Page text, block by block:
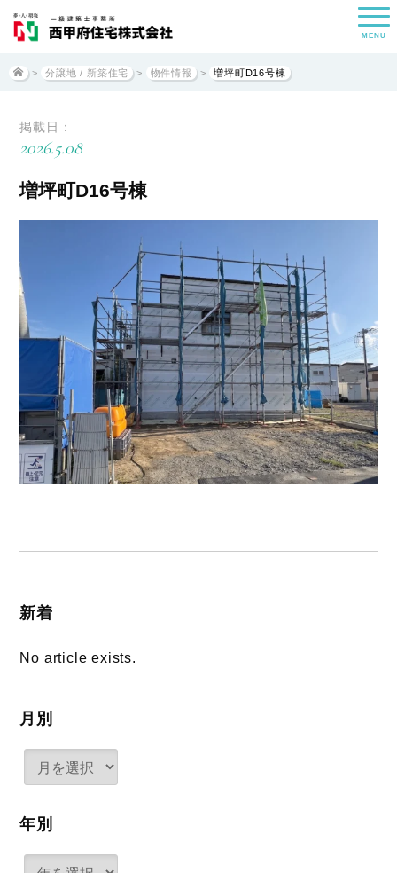
MENU
> 分譲地 / 新築住宅 > 物件情報 > 増坪町D16号棟
掲載日：
2026.5.08
増坪町D16号棟
新着
No article exists.
月別
年別